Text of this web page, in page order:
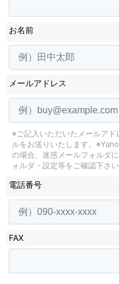
お名前
メールアドレス
※ご記入いただいたメールア
ルをお送りいたします。
の場合、迷惑メールフォルダ
ォルダ・設定等をご確認下さい
電話番号
FAX